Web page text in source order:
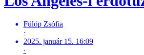
Fülöp Zsófia
·
2025. január 15. 16:09
·